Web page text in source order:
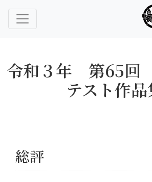
尾
尾張大國霊神社 国府宮｜ご祈祷
令和３年 第65回
テスト作品
総評